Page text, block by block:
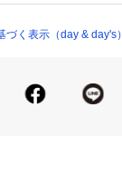
く表示（day & day's）